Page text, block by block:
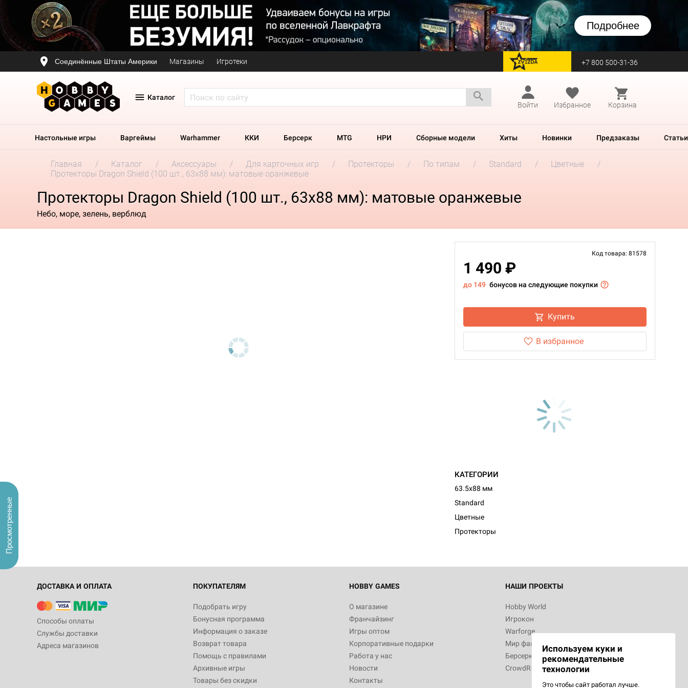
Подробнее
Соединённые Штаты Америки Магазины Игротеки перейти на Zvezda +7 800 500-31-36
Каталог
Войти
Избранное Корзина
Настольные игры Варгеймы Warhammer ККИ Берсерк MTG НРИ Сборные модели Хиты Новинки Предзаказы Статьи
Главная Каталог Аксессуары Для карточных игр Протекторы По типам Standard
Цветные
Протекторы Dragon Shield (100 шт., 63х88 мм): матовые оранжевые
Протекторы Dragon Shield (100 шт., 63х88 мм): матовые оранжевые
Небо, море, зелень, верблюд
Код товара: 81578
1 490 ₽
до 149 бонусов на следующие покупки
Купить
В избранное
КАТЕГОРИИ
63.5x88 мм
Standard
Цветные
Протекторы
ДОСТАВКА И ОПЛАТА
Способы оплаты
Службы доставки
Адреса магазинов
ПОКУПАТЕЛЯМ
Подобрать игру
Бонусная программа
Информация о заказе
Возврат товара
Помощь с правилами
Архивные игры
Товары без скидки
HOBBY GAMES
О магазине
Франчайзинг
Игры оптом
Корпоративные подарки
Работа у нас
Новости
Контакты
НАШИ ПРОЕКТЫ
Hobby World
Игрокон
Warforge
Мир фантастики
Берсерк
CrowdRepublic
Используем куки и
рекомендательные
технологии
Это чтобы сайт работал лучше.
Просмотренные
Настольная игра Hobby World Монстры
Белая смерть
12 990
Настольная игра Hobby World Берсерк.
3 490